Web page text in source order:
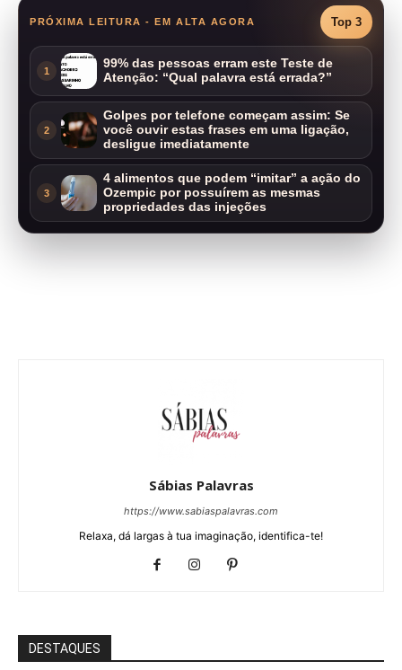
PRÓXIMA LEITURA - EM ALTA AGORA Top 3
1
99% das pessoas erram este Teste de
Atenção: “Qual palavra está errada?”
2
Golpes por telefone começam assim: Se
você ouvir estas frases em uma ligação,
desligue imediatamente
3
4 alimentos que podem “imitar” a ação do
Ozempic por possuírem as mesmas
propriedades das injeções
Sábias Palavras
https://www.sabiaspalavras.com
Relaxa, dá largas à tua imaginação, identifica-te!
DESTAQUES